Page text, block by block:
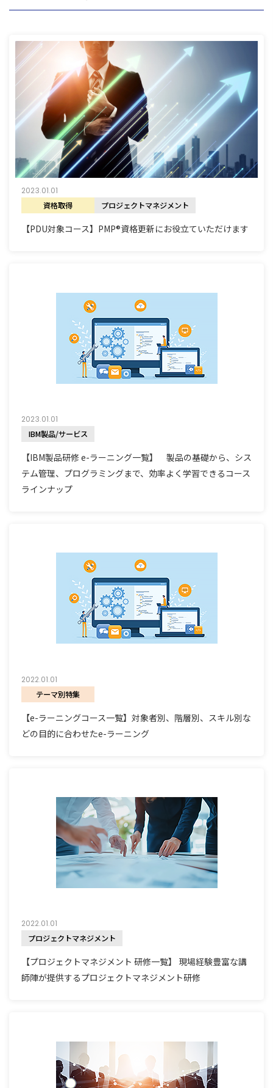
2023.01.01
資格取得 プロジェクトマネジメント
【PDU対象コース】PMP®資格更新にお役立ていただけます
2023.01.01
IBM製品/サービス
【IBM製品研修 e-ラーニング一覧】 製品の基礎から、シス
テム管理、プログラミングまで、効率よく学習できるコース
ラインナップ
2022.01.01
テーマ別特集
【e-ラーニングコース一覧】対象者別、階層別、スキル別な
どの目的に合わせたe-ラーニング
2022.01.01
プロジェクトマネジメント
【プロジェクトマネジメント 研修一覧】 現場経験豊富な講
師陣が提供するプロジェクトマネジメント研修